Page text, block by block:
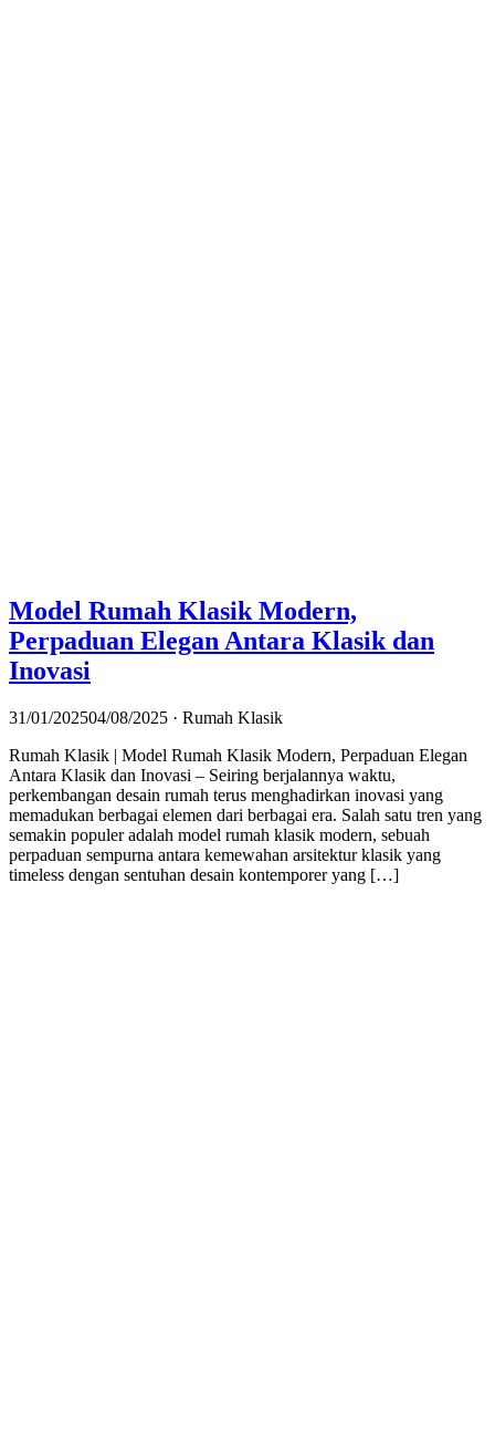
Model Rumah Klasik Modern,
Perpaduan Elegan Antara Klasik dan
Inovasi
31/01/202504/08/2025 · Rumah Klasik
Rumah Klasik | Model Rumah Klasik Modern, Perpaduan Elegan
Antara Klasik dan Inovasi – Seiring berjalannya waktu,
perkembangan desain rumah terus menghadirkan inovasi yang
memadukan berbagai elemen dari berbagai era. Salah satu tren yang
semakin populer adalah model rumah klasik modern, sebuah
perpaduan sempurna antara kemewahan arsitektur klasik yang
timeless dengan sentuhan desain kontemporer yang […]